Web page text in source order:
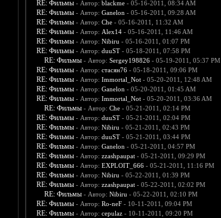
RE: Фильмы - Автор: blackme- 05-16-2011, 08:34 AM
RE: Фильмы - Автор: Ganelon - 05-16-2011, 09:28 AM
RE: Фильмы - Автор: Che- 05-16-2011, 11:32 AM
RE: Фильмы - Автор: Alex14- 05-16-2011, 11:46 AM
RE: Фильмы - Автор: Nibiru - 05-16-2011, 01:07 PM
RE: Фильмы - Автор: duuST- 05-18-2011, 07:58 PM
RE: Фильмы - Автор: Sergey198826- 05-19-2011, 05:37 PM
RE: Фильмы - Автор: стасян76- 05-18-2011, 09:06 PM
RE: Фильмы - Автор: Immortal_Not- 05-20-2011, 12:48 AM
RE: Фильмы - Автор: Ganelon - 05-20-2011, 01:45 AM
RE: Фильмы - Автор: Immortal_Not- 05-20-2011, 03:36 AM
RE: Фильмы - Автор: Che- 05-21-2011, 02:14 PM
RE: Фильмы - Автор: duuST- 05-21-2011, 02:04 PM
RE: Фильмы - Автор: Nibiru - 05-21-2011, 02:43 PM
RE: Фильмы - Автор: duuST- 05-21-2011, 03:44 PM
RE: Фильмы - Автор: Ganelon - 05-21-2011, 04:57 PM
RE: Фильмы - Автор: zzashpaupat- 05-21-2011, 09:29 PM
RE: Фильмы - Автор: EXPLOIT_666- 05-21-2011, 11:16 PM
RE: Фильмы - Автор: Nibiru - 05-22-2011, 01:39 PM
RE: Фильмы - Автор: zzashpaupat- 05-22-2011, 02:02 PM
RE: Фильмы - Автор: Nibiru - 05-22-2011, 02:10 PM
RE: Фильмы - Автор: Ro-neF- 10-11-2011, 09:04 PM
RE: Фильмы - Автор: cepulaz- 10-11-2011, 09:20 PM